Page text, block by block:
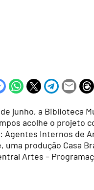
de junho, a Biblioteca
acolhe o projeto
Agentes Internos de
uma produção Casa
Artes –